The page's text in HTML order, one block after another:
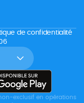
de confidentialité
exclusif en opérations